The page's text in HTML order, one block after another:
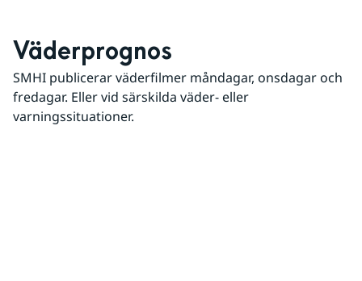
Väderprognos
SMHI publicerar väderfilmer måndagar, onsdagar och
fredagar. Eller vid särskilda väder- eller
varningssituationer.